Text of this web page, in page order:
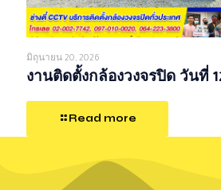
มิถุนายน 20, 2026
งานติดตั้งกล้องวงจรปิด วันที่
Read more